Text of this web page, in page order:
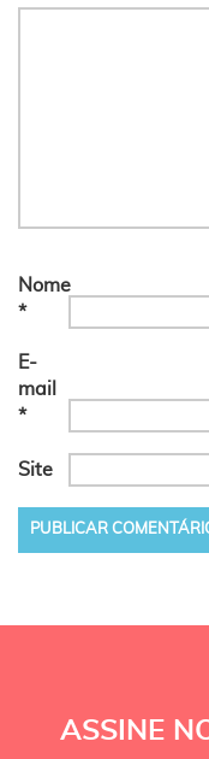
Nome
*
E-
mail
*
Site
ASSINE